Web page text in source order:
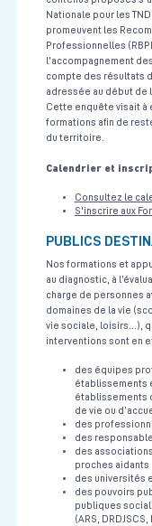
Coordination de
charge de la
en salle de
Néonatologie
Centre de
Voir la fiche
(médical et
Voir la fiche
Prise en charge
Urgences
Centre de
Voir la fiche
Prise en charge
(médical et
Nationale pour les TND
promeuvent les
Professionnelles
l’accompagnement
compte des résultats
adressée au début de
Cette enquête visait à
formations afin de
du territoire.
Calendrier et
Consultez le
S'inscrire aux
PUBLICS
Nos formations et
au diagnostic, à
charge de personnes
domaines de la vie
vie sociale, loisirs…),
interventions sont en
des équipes
établissements
établissements
de vie ou
des
des
des
proches aidants
des universités
des pouvoirs
publiques
(ARS,